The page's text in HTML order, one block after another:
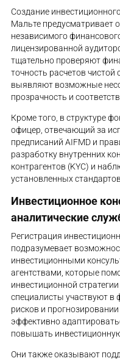
Создание
Мальте предусматривает
независимого
лицензированной
тщательно проверяют
точность расчетов чистой
выявляют возможные
прозрачность и
Кроме того, в структуре
офицер, отвечающий за
предписаний AIFMD и
разработку внутренних
контрагентов (KYC) и
установленных
Инвестиционное
аналитические
Регистрация
подразумевает
инвестиционными
агентствами, которые
инвестиционной
специалисты участвуют в
рисков и
эффективно
повышать
Они также оказывают